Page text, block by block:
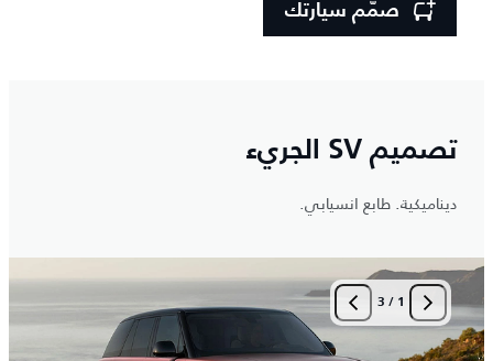
صمّم سيارتك
تصميم SV الجريء
ديناميكية. طابع انسيابي.
1
/
3